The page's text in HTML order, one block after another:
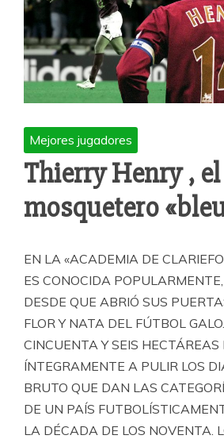
Mejores jugadores
Thierry Henry , el
mosquetero
EN LA «ACADEMIA DE
ES CONOCIDA
DESDE QUE ABRIÓ SUS
FLOR Y NATA DEL FÚTBOL
CINCUENTA Y SEIS
ÍNTEGRAMENTE A PULIR LOS
BRUTO QUE DAN LAS
DE UN PAÍS
LA DÉCADA DE LOS NOVENTA.